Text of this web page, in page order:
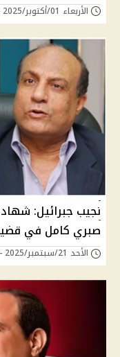
الأربعاء 01/أكتوبر/2025 - 08:24 م
نجيب جبرائيل:
صبري كامل في
الأحد 21/سبتمبر/2025 - 06:58 م